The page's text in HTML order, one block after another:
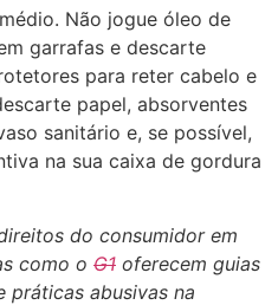
Não jogue óleo de
garrafas e descarte
para reter cabelo e
papel, absorventes
sanitário e, se possível,
na sua caixa de gordura
do consumidor em
como o G1 oferecem guias
práticas abusivas na